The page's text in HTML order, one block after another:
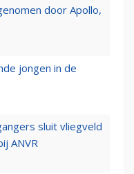
door Apollo,
jongen in de
sluit vliegveld
ANVR